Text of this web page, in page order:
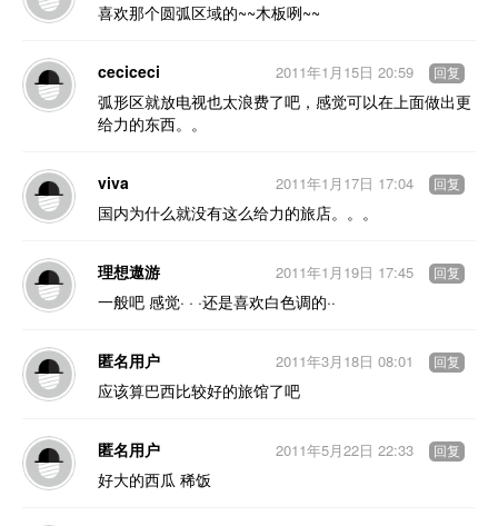
喜欢那个圆弧区域的~~木板咧~~
ceciceci
弧形区就放电视也太浪费了吧，感觉可以在上面做出更
给力的东西。。
2011年1月15日 20:59 回复
viva
国内为什么就没有这么给力的旅店。。。
2011年1月17日 17:04 回复
理想遨游
一般吧 感觉· · ·还是喜欢白色调的··
2011年1月19日 17:45 回复
匿名用户
应该算巴西比较好的旅馆了吧
2011年3月18日 08:01 回复
匿名用户
好大的西瓜 稀饭
2011年5月22日 22:33 回复